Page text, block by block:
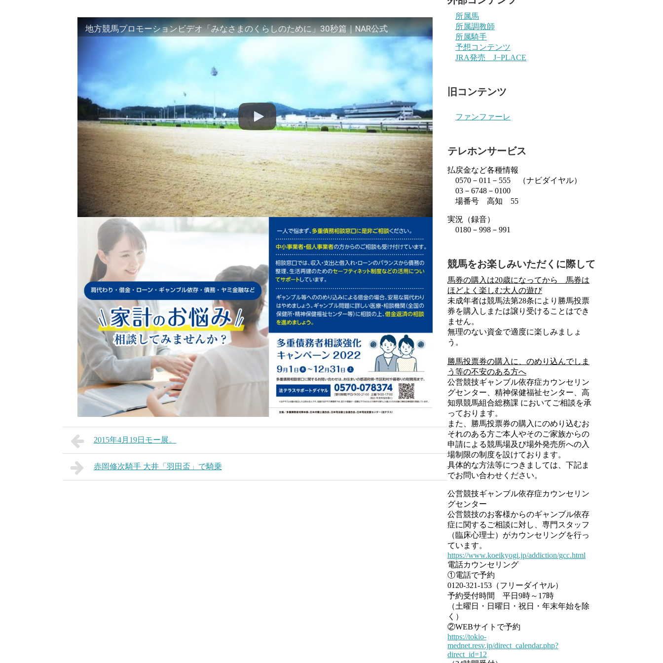
地方競馬プロモーションビデオ「みなさまのくらしのために」30秒篇｜NAR公式
2015年4月19日モー展。
赤岡修次騎手 大井「羽田盃」で騎乗
所属馬
所属調教師
所属騎手
予想コンテンツ
JRA発売 J−PLACE
旧コンテンツ
ファンファーレ
テレホンサービス
払戻金など各種情報
0570－011－555 （ナビダイヤル）
03－6748－0100
場番号 高知 55
実況（録音）
0180－998－991
競馬をお楽しみいただくに際して
馬券の購入は20歳になってから 馬券は
ほどよく楽しむ大人の遊び
未成年者は競馬法第28条により勝馬投票
券を購入しまたは譲り受けることはでき
ません。
無理のない資金で適度に楽しみましょ
う。
勝馬投票券の購入に、のめり込んでしま
う等の不安のある方へ
公営競技ギャンブル依存症カウンセリン
グセンター、精神保健福祉センター、高
知県競馬組合総務課 においてご相談を承
っております。
また、勝馬投票券の購入にのめり込むお
それのある方ご本人やそのご家族からの
申請による競馬場及び場外発売所への入
場制限の制度を設けております。
具体的な方法等につきましては、下記ま
でお問い合わせください。
公営競技ギャンブル依存症カウンセリン
グセンター
公営競技のお客様からのギャンブル依存
症に関するご相談に対し、専門スタッフ
（臨床心理士）がカウンセリングを行っ
ています。
https://www.koeikyogi.jp/addiction/gcc.html
電話カウンセリング
①電話で予約
0120-321-153（フリーダイヤル）
予約受付時間 平日9時～17時
（土曜日・日曜日・祝日・年末年始を除
く）
②WEBサイトで予約
https://tokio-
mednet.resv.jp/direct_calendar.php?
direct_id=12